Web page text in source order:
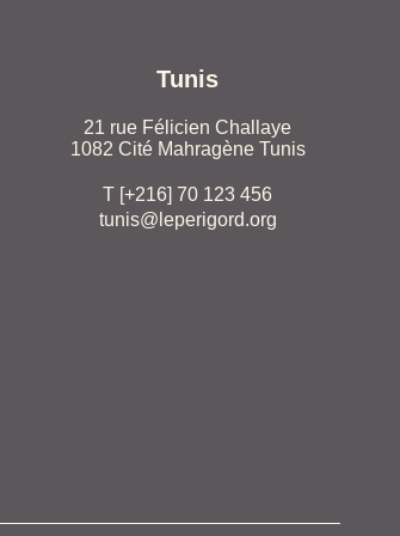
Tunis
21 rue Félicien Challaye
1082 Cité Mahragène Tunis
T [+216] 70 123 456
tunis@leperigord.org